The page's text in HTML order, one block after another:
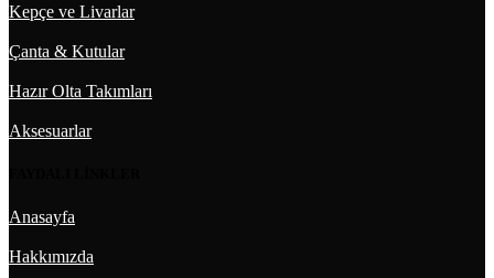
Kepçe ve Livarlar
Çanta & Kutular
Hazır Olta Takımları
Aksesuarlar
Anasayfa
Hakkımızda